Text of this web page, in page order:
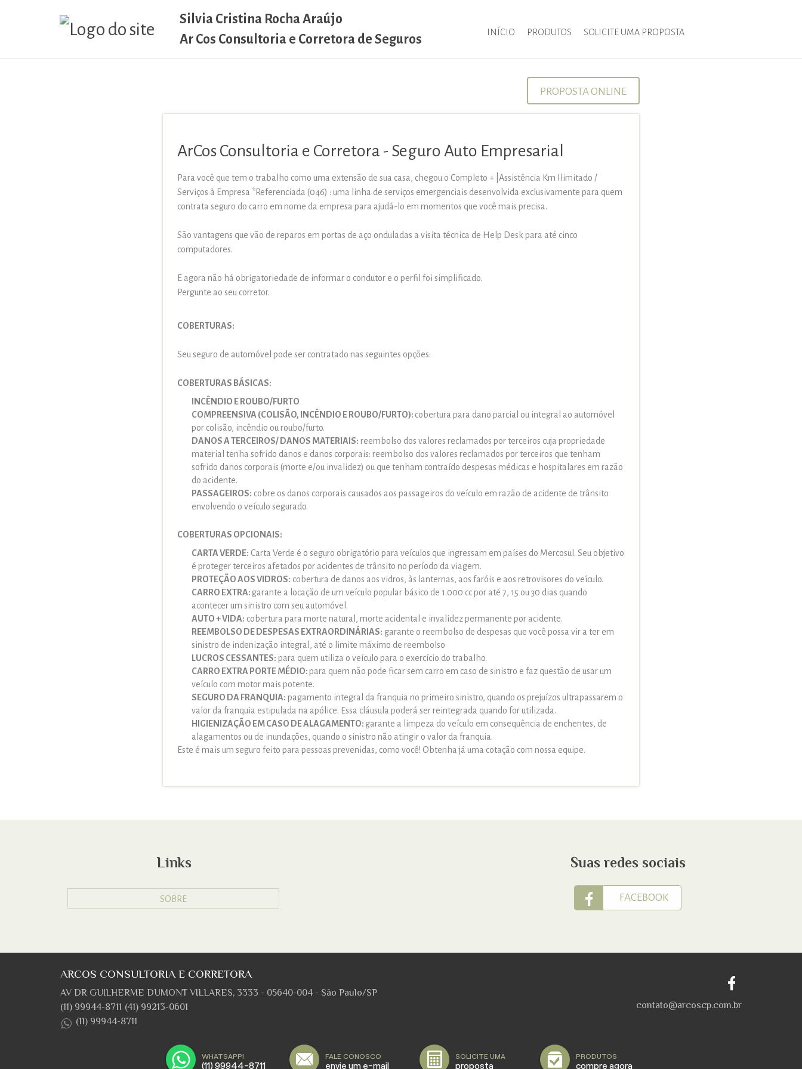
Silvia Cristina Rocha Araújo
Ar Cos Consultoria e Corretora de Seguros
INÍCIO PRODUTOS SOLICITE UMA PROPOSTA
PROPOSTA ONLINE
ArCos Consultoria e Corretora - Seguro Auto Empresarial
Para você que tem o trabalho como uma extensão de sua casa, chegou o Completo + |Assistência Km Ilimitado /
Serviços à Empresa *Referenciada (046) : uma linha de serviços emergenciais desenvolvida exclusivamente para quem
contrata seguro do carro em nome da empresa para ajudá-lo em momentos que você mais precisa.
São vantagens que vão de reparos em portas de aço onduladas a visita técnica de Help Desk para até cinco
computadores.
E agora não há obrigatoriedade de informar o condutor e o perfil foi simplificado.
Pergunte ao seu corretor.
COBERTURAS:
Seu seguro de automóvel pode ser contratado nas seguintes opções:
COBERTURAS BÁSICAS:
INCÊNDIO E ROUBO/FURTO
COMPREENSIVA (COLISÃO, INCÊNDIO E ROUBO/FURTO): cobertura para dano parcial ou integral ao automóvel
por colisão, incêndio ou roubo/furto.
DANOS A TERCEIROS/ DANOS MATERIAIS: reembolso dos valores reclamados por terceiros cuja propriedade
material tenha sofrido danos e danos corporais: reembolso dos valores reclamados por terceiros que tenham
sofrido danos corporais (morte e/ou invalidez) ou que tenham contraído despesas médicas e hospitalares em razão
do acidente.
PASSAGEIROS: cobre os danos corporais causados aos passageiros do veículo em razão de acidente de trânsito
envolvendo o veículo segurado.
COBERTURAS OPCIONAIS:
CARTA VERDE: Carta Verde é o seguro obrigatório para veículos que ingressam em países do Mercosul. Seu objetivo
é proteger terceiros afetados por acidentes de trânsito no período da viagem.
PROTEÇÃO AOS VIDROS: cobertura de danos aos vidros, às lanternas, aos faróis e aos retrovisores do veículo.
CARRO EXTRA: garante a locação de um veículo popular básico de 1.000 cc por até 7, 15 ou 30 dias quando
acontecer um sinistro com seu automóvel.
AUTO + VIDA: cobertura para morte natural, morte acidental e invalidez permanente por acidente.
REEMBOLSO DE DESPESAS EXTRAORDINÁRIAS: garante o reembolso de despesas que você possa vir a ter em
sinistro de indenização integral, até o limite máximo de reembolso
LUCROS CESSANTES: para quem utiliza o veículo para o exercício do trabalho.
CARRO EXTRA PORTE MÉDIO:para quem não pode ficar sem carro em caso de sinistro e faz questão de usar um
veículo com motor mais potente.
SEGURO DA FRANQUIA: pagamento integral da franquia no primeiro sinistro, quando os prejuízos ultrapassarem o
valor da franquia estipulada na apólice. Essa cláusula poderá ser reintegrada quando for utilizada.
HIGIENIZAÇÃO EM CASO DE ALAGAMENTO: garante a limpeza do veículo em consequência de enchentes, de
alagamentos ou de inundações, quando o sinistro não atingir o valor da franquia.
Este é mais um seguro feito para pessoas prevenidas, como você! Obtenha já uma cotação com nossa equipe.
Links
SOBRE
Suas redes sociais
FACEBOOK
WHATSAPP!
(11) 99944-8711
FALE CONOSCO
envie um e-mail
SOLICITE UMA
proposta
PRODUTOS
compre agora
ARCOS CONSULTORIA E CORRETORA
AV DR GUILHERME DUMONT VILLARES, 3333 - 05640-004 - São Paulo/SP
(11) 99944-8711 (41) 99213-0601
(11) 99944-8711
contato@arcoscp.com.br